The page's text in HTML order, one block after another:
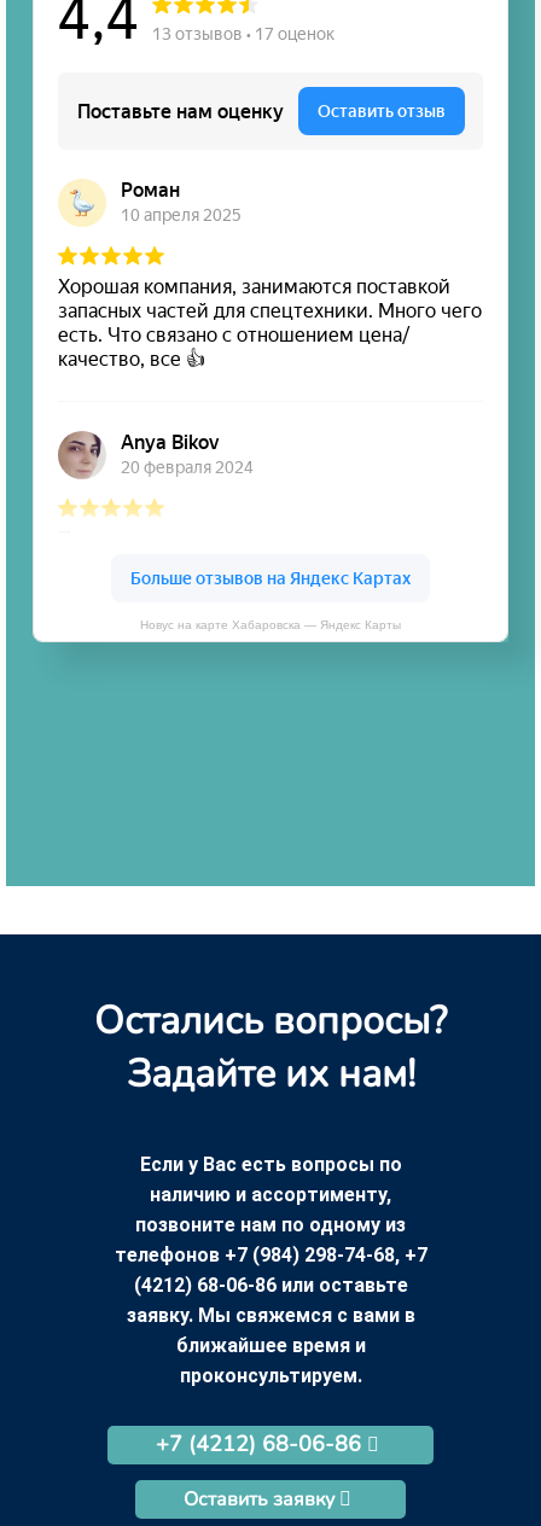
Новус на карте Хабаровска — Яндекс Карты
Остались вопросы?
Задайте их нам!
Если у Вас есть вопросы по
наличию и ассортименту,
позвоните нам по одному из
телефонов +7 (984) 298-74-68, +7
(4212) 68-06-86 или оставьте
заявку. Мы свяжемся с вами в
ближайшее время и
проконсультируем.
+7 (4212) 68-06-86
Оставить заявку